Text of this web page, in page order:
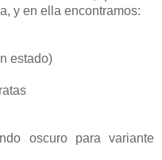
y en ella encontramos:
estado)
oscuro para variante